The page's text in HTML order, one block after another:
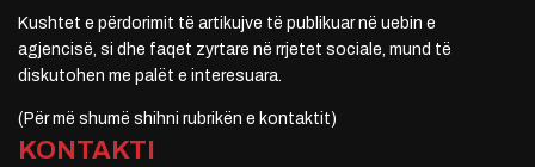
Kushtet e përdorimit të artikujve të publikuar në uebin e
agjencisë, si dhe faqet zyrtare në rrjetet sociale, mund të
diskutohen me palët e interesuara.
(Për më shumë shihni rubrikën e kontaktit)
KONTAKTI